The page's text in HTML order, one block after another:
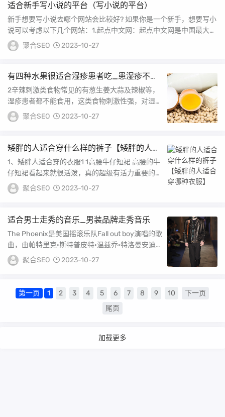
适合新手写小说的平台（写小说的平台）
新手想要写小说去哪个网站会比较好? 如果你是一个新手，想要写小
说可以考虑以下几个网站：1.起点中文网：起点中文网是中国最大的
文学网站之一...
聚合SEO 2023-10-27
有四种水果很适合湿疹患者吃_患湿疹不能
吃什么食物
2辛辣刺激类食物常见的有葱生姜大蒜及辣椒等，
湿疹患者都不能食用，这类食物刺激性强，对湿疹
恢复不利另外还有油腻食物也要忌食，如一些油炸
过的...
聚合SEO 2023-10-27
矮胖的人适合穿什么样的裤子【矮胖的人适
合穿哪种衣服】
1、矮胖人适合穿的衣服1 1高腰牛仔短裙 高腰的牛
仔短裙看起来就很活泼，真的超级有活力重要的是
显高啊，小个子女生看起来身材比例就不好，...
聚合SEO 2023-10-27
适合男士走秀的音乐_男装品牌走秀音乐
The Phoenix是美国摇滚乐队Fall out boy演唱的歌
曲，由帕特里克·斯特普皮特·温兹乔·特洛曼安迪·
赫里作词作曲，收录在...
聚合SEO 2023-10-27
第一页 1 2 3 4 5 6 7 8 9 10
下一页
尾页
加载更多